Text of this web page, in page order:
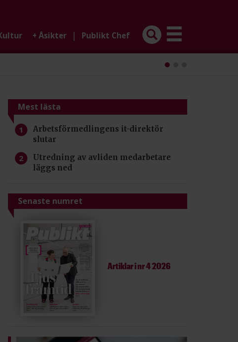
+ Åsikter | Publikt Chef
Mest lästa
Arbetsförmedlingens it-direktör
slutar
Utredning av avliden medarbetare
läggs ned
Senaste numret
Artiklar inr 4 2026